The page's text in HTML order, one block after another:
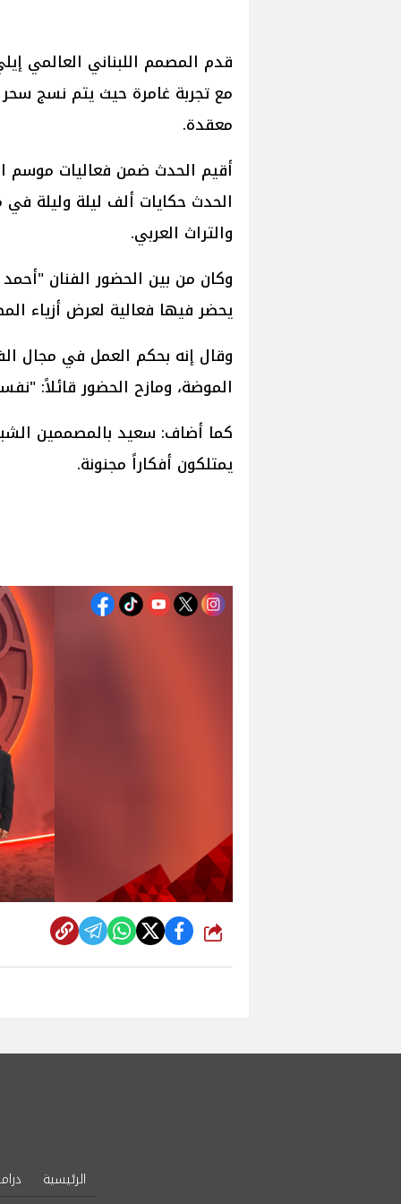
قدم المصمم اللبناني العالمي
مع تجربة غامرة حيث يتم نسج
معقدة.
الحدث حكايات ألف ليلة وليلة
والتراث العربي.
وكان من بين الحضور الفنان
يحضر فيها فعالية لعرض أزياء
وقال إنه بحكم العمل في مجال
الموضة، ومازح الحضور قائلاً:
كما أضاف: سعيد بالمصممين
يمتلكون أفكاراً مجنونة.
شارك
الرئيسية